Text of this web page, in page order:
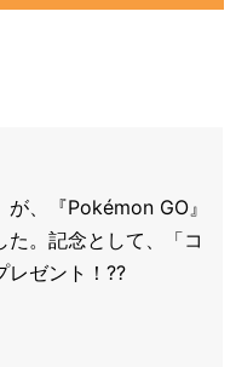
が、『Pokémon GO』
。記念として、「コ
レゼント！??